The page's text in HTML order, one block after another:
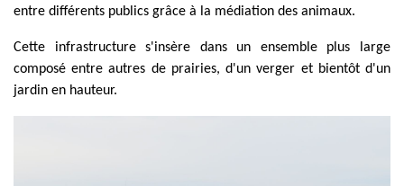
entre différents publics grâce à la médiation des animaux.
Cette infrastructure s'insère dans un ensemble plus large
composé entre autres de prairies, d'un verger et bientôt d'un
jardin en hauteur.